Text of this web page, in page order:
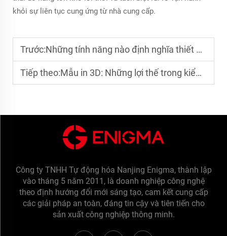
khỏi sự liên tục cung ứng từ nhà cung cấp.
Trước:Những tính năng nào định nghĩa thiết bị WAAM tiên tiến?
Tiếp theo:Mẫu in 3D: Những lợi thế trong kiểm tra, tiết kiệm chi phí và hoàn thiện thiết kế
Công ty TNHH Tự động hóa Nanjing Enigma, thành lập
vào tháng 5 năm 2011, là doanh nghiệp công nghệ
theo định hướng đổi mới sáng tạo, cam kết cung cấp
các giải pháp an toàn, đáng tin cậy và tiên tiến cho
sản xuất công nghiệp thông minh.